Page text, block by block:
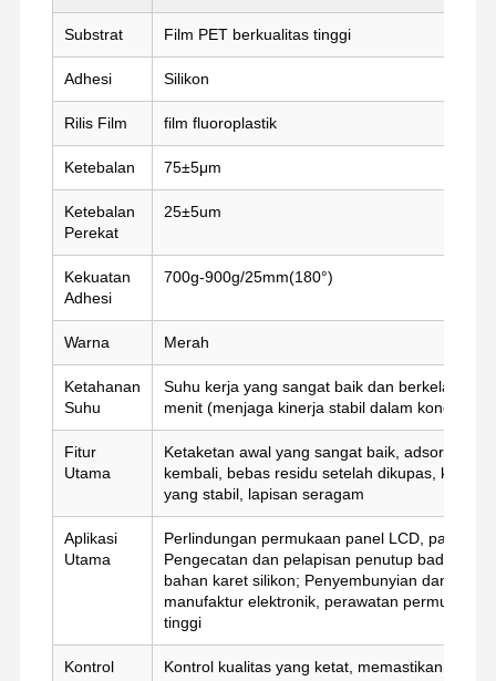
film hewan peliharaan
pita PTFE
rilis film
Film silikon
Film akrilik
Pita berlubang
Film Pelindung Biru
Film Pemanas
Substrat Film PET berkualitas tinggi
Adhesi Silikon
Rilis Film film fluoroplastik
Ketebalan 75±5μm
Ketebalan
Perekat
25±5um
Kekuatan
Adhesi
700g-900g/25mm(180°)
Warna Merah
Ketahanan
Suhu
Suhu kerja yang sangat baik dan
menit (menjaga kinerja stabil dalam kondisi
Fitur
Utama
Ketaketan awal yang sangat baik, adsorpsi
kembali, bebas residu setelah dikupas, kinerja
yang stabil, lapisan seragam
Aplikasi
Utama
Perlindungan permukaan panel LCD, panel
Pengecatan dan pelapisan penutup badan
bahan karet silikon; Penyembunyian dan
manufaktur elektronik, perawatan permukaan,
tinggi
Kontrol
Kontrol kualitas yang ketat, memastikan